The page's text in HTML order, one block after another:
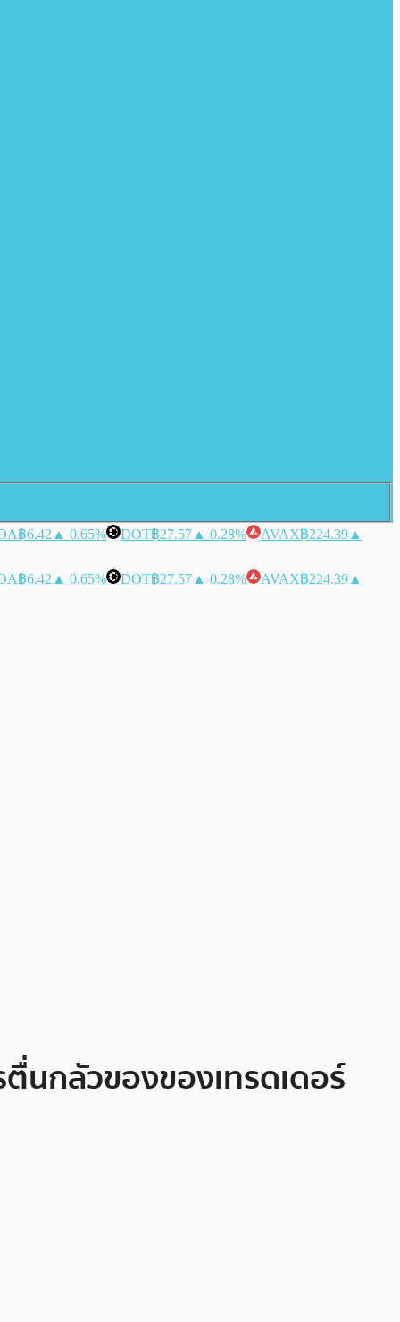
฿6.42 ▲ 0.65% DOT฿27.57 ▲ 0.28% AVAX฿224.39 ▲
฿6.42 ▲ 0.65% DOT฿27.57 ▲ 0.28% AVAX฿224.39 ▲
นกลัวของของเทรดเดอร์